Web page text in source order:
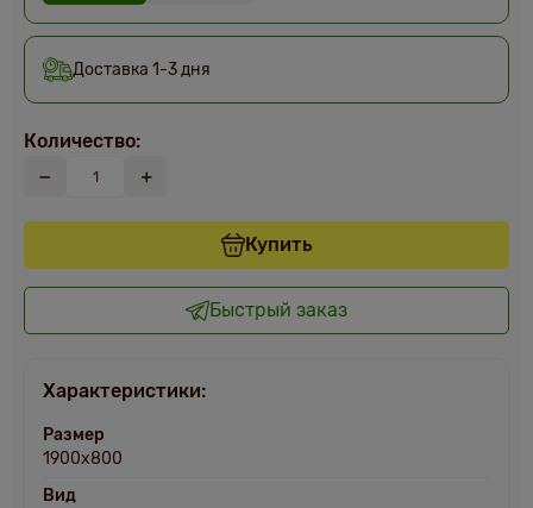
Доставка 1-3 дня
Количество:
Купить
Быстрый заказ
Характеристики:
Размер
1900х800
Вид